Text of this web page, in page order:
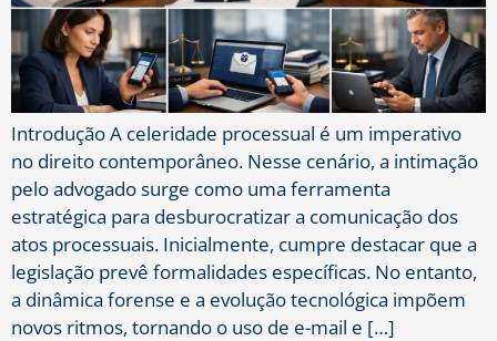
Introdução A celeridade processual é um imperativo
no direito contemporâneo. Nesse cenário, a intimação
pelo advogado surge como uma ferramenta
estratégica para desburocratizar a comunicação dos
atos processuais. Inicialmente, cumpre destacar que a
legislação prevê formalidades específicas. No entanto,
a dinâmica forense e a evolução tecnológica impõem
novos ritmos, tornando o uso de e-mail e […]